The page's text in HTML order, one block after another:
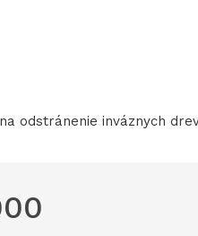
odstránenie inváznych